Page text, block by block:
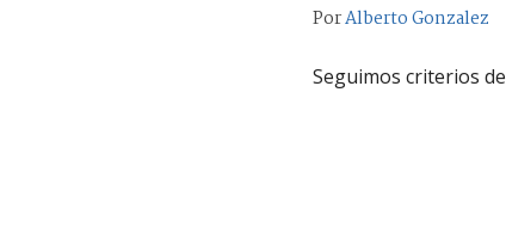
PorAlberto Gonzalez
Seguimos criterios de